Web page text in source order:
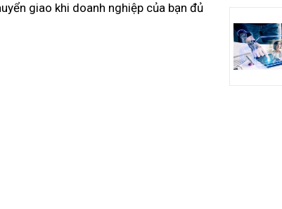
giao khi doanh nghiệp của bạn đủ